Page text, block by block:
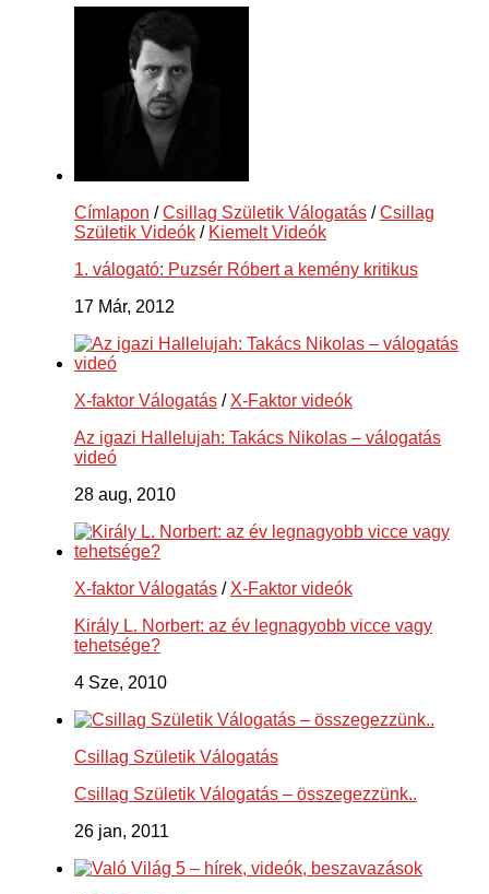
Címlapon /Csillag Születik Válogatás /Csillag
Születik Videók / Kiemelt Videók
1. válogató: Puzsér Róbert a kemény kritikus
17 Már, 2012
X-faktor Válogatás / X-Faktor videók
Az igazi Hallelujah: Takács Nikolas – válogatás
videó
28 aug, 2010
X-faktor Válogatás / X-Faktor videók
Király L. Norbert: az év legnagyobb vicce vagy
tehetsége?
4 Sze, 2010
Csillag Születik Válogatás
Csillag Születik Válogatás – összegezzünk..
26 jan, 2011